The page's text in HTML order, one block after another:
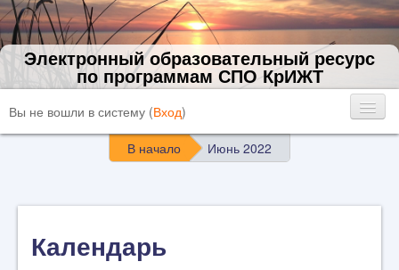
Электронный образовательный ресурс
по программам СПО КрИЖТ
Вы не вошли в систему (Вход)
В начало Июнь 2022
Календарь